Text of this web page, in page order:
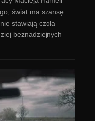
świat ma szansę
stawiają czoła
beznadziejnych